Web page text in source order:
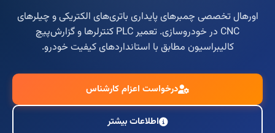
اورهال تخصصی چمبرهای پایداری باتری‌های الکتریکی و چیلرهای
CNC در خودروسازی. تعمیر PLC کنترلرها و گزارش‌پیچ
کالیبراسیون مطابق با استانداردهای کیفیت خودرو.
درخواست اعزام کارشناس
اطلاعات بیشتر